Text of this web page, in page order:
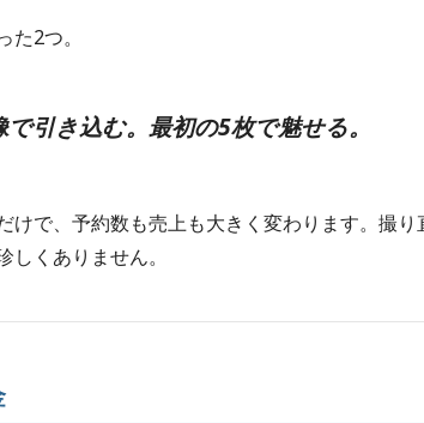
2つ。
で引き込む。最初の5枚で魅せる。
けで、予約数も売上も大きく変わります。撮
しくありません。